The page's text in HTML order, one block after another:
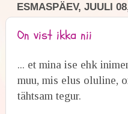
ESMASPÄEV, JUULI
On vist ikka nii
... et mina ise ehk
muu, mis elus oluline,
tähtsam tegur.